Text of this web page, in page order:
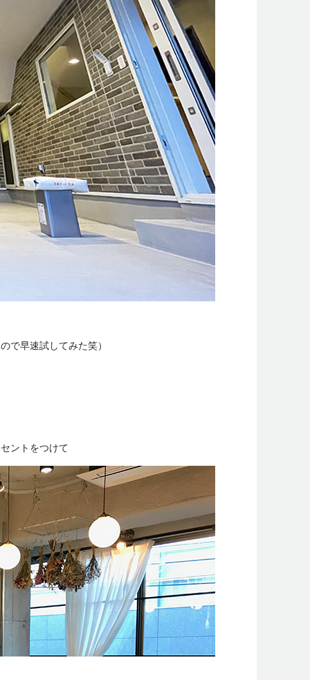
で早速試してみた笑）
ントをつけて